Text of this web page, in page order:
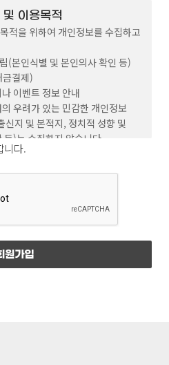
용어의 정의는 다음과
이용에 관한 계약을 체결하고
은 자
이용시 회원임을 나타내며
숫자의 조합으로 이루어져
가입 시 중복이 되지 않는 한도
하며 회원의 보호를 위해 회원이
문 또는 숫자, 영문 숫자의
전반적인 관리와 원활한 운영을
한 용어의 정의는 거래 관행 및
및 이용목적
적을 위하여 개인정보를 수집하고
(본인식별 및 본인의사 확인 등)
금결제)
이벤트 정보 안내
우려가 있는 민감한 개인정보
신지 및 본적지, 정치적 성향 및
)는 수집하지 않습니다.
목
개인정보의 수집목적 또는
니다.